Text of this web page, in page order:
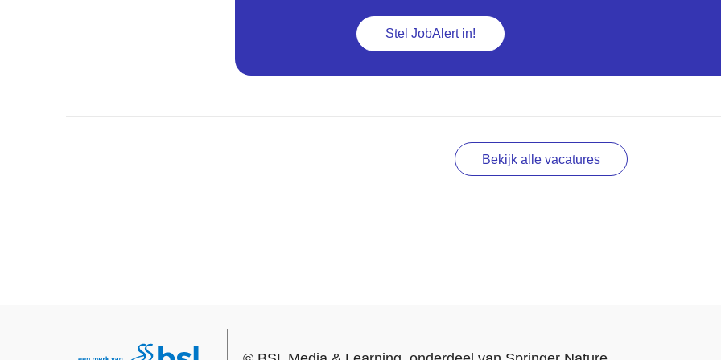
Stel JobAlert in!
Bekijk alle vacatures